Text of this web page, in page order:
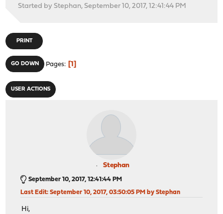
Started by Stephan, September 10, 2017, 12:41:44 PM
PRINT
GO DOWN Pages 1
USER ACTIONS
Stephan
September 10, 2017, 12:41:44 PM
Last Edit: September 10, 2017, 03:50:05 PM by Stephan
Hi,